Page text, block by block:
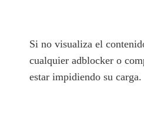
Si no visualiza el
cualquier adblocker o
estar impidiendo su carga.